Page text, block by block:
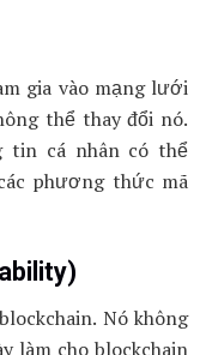
gia vào mạng lưới
thể thay đổi nó.
tin cá nhân có thể
phương thức mã
Nó không
làm cho blockchain